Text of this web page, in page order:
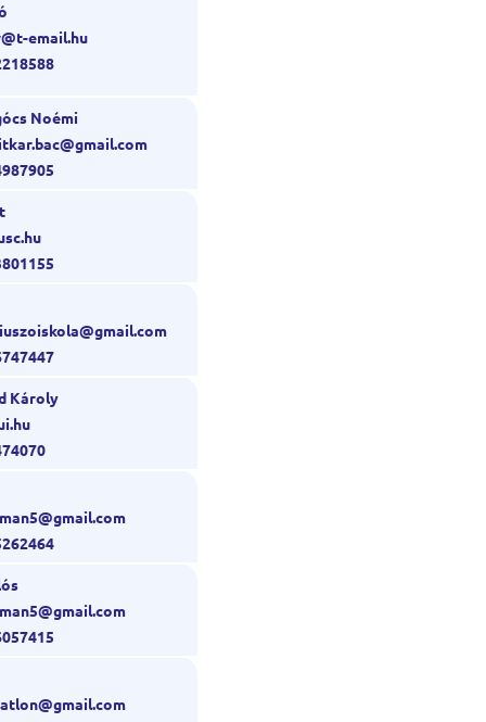
email.hu
Noémi
Károly